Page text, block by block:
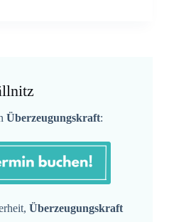
Überzeugungskraft:
Überzeugungskraft